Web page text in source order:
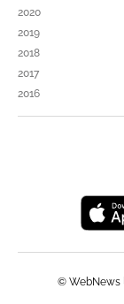
2020
2019
2018
2017
2016
© WebNews